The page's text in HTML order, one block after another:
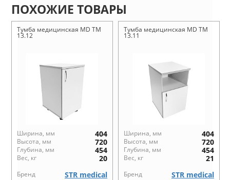
ПОХОЖИЕ ТОВАРЫ
Тумба медицинская MD ТМ
13.12
Ширина, мм 404
Высота, мм 720
Глубина, мм 454
Вес, кг 20
Бренд STR medical
Тумба медицинская MD ТМ
13.11
Ширина, мм 404
Высота, мм 720
Глубина, мм 454
Вес, кг 21
Бренд STR medical